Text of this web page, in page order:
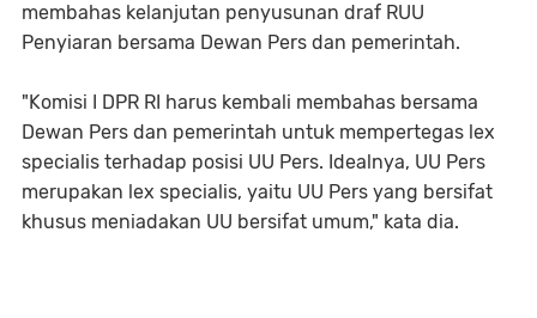
membahas kelanjutan penyusunan draf RUU
Penyiaran bersama Dewan Pers dan pemerintah.
"Komisi I DPR RI harus kembali membahas bersama
Dewan Pers dan pemerintah untuk mempertegas lex
specialis terhadap posisi UU Pers. Idealnya, UU Pers
merupakan lex specialis, yaitu UU Pers yang bersifat
khusus meniadakan UU bersifat umum," kata dia.